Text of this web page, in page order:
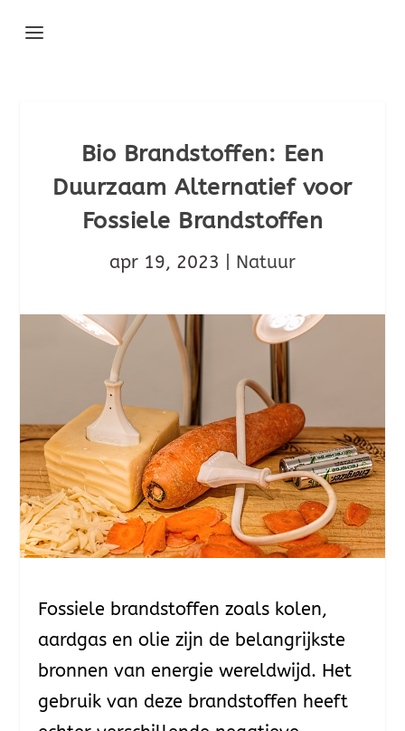
Bio Brandstoffen: Een
Duurzaam Alternatief voor
Fossiele Brandstoffen
apr 19, 2023 Natuur
Fossiele brandstoffen zoals kolen,
aardgas en olie zijn de belangrijkste
bronnen van energie wereldwijd. Het
gebruik van deze brandstoffen heeft